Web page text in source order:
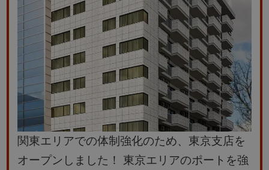
関東エリアでの体制強化のため、東京支店を
オープンしました！
東京エリアのポートを強